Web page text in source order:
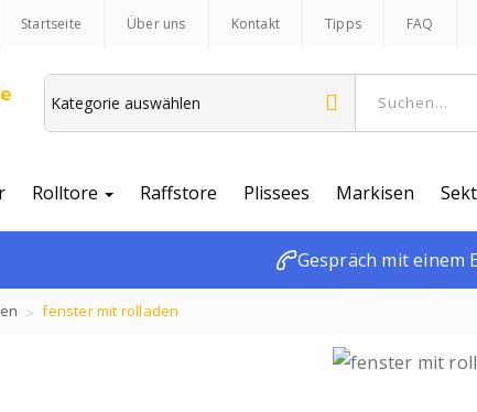
Startseite Über uns Kontakt Tipps FAQ
Rolltore Raffstore Plissees Markisen
Gespräch mit einem
fenster mit rolladen